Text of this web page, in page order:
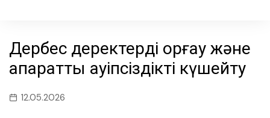
Дербес деректерді қорғау және
ақпараттық қауіпсіздікті күшейту
12.05.2026